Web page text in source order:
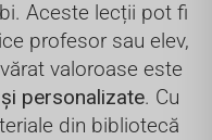
Aceste lecții pot fi
profesor sau elev,
valoroase este
personalizate. Cu
din bibliotecă